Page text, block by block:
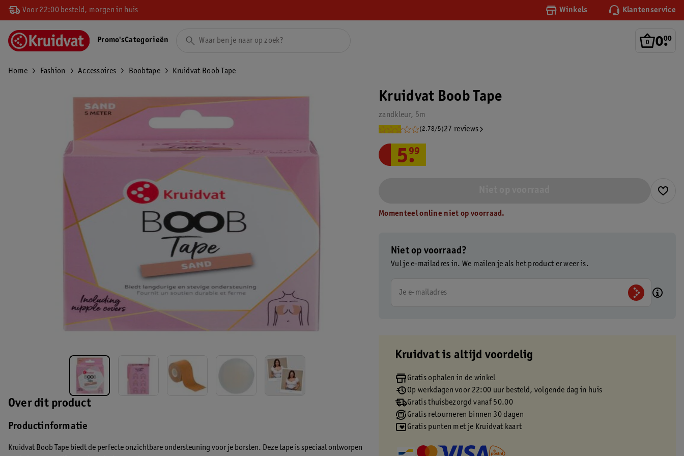
Voor 22:00 besteld, morgen in huis Winkels Klantenservice
0.
00
Promo'sCategorieën
Home Fashion Accessoires Boobtape Kruidvat Boob Tape
Over dit product
Productinformatie
Kruidvat Boob Tape biedt de perfecte onzichtbare ondersteuning voor je borsten. Deze tape is speciaal ontworpen
Kruidvat Boob Tape
zandkleur, 5m
(2.78/5)27 reviews
5.
99
Momenteel online niet op voorraad.
Niet op voorraad?
Vul je e-mailadres in. We mailen je als het product er weer is.
Je e-mailadres
Kruidvat is altijd voordelig
Gratis ophalen in de winkel
Op werkdagen voor 22:00 uur besteld, volgende dag in huis
Gratis thuisbezorgd vanaf 50.00
Gratis retourneren binnen 30 dagen
Gratis punten met je Kruidvat kaart